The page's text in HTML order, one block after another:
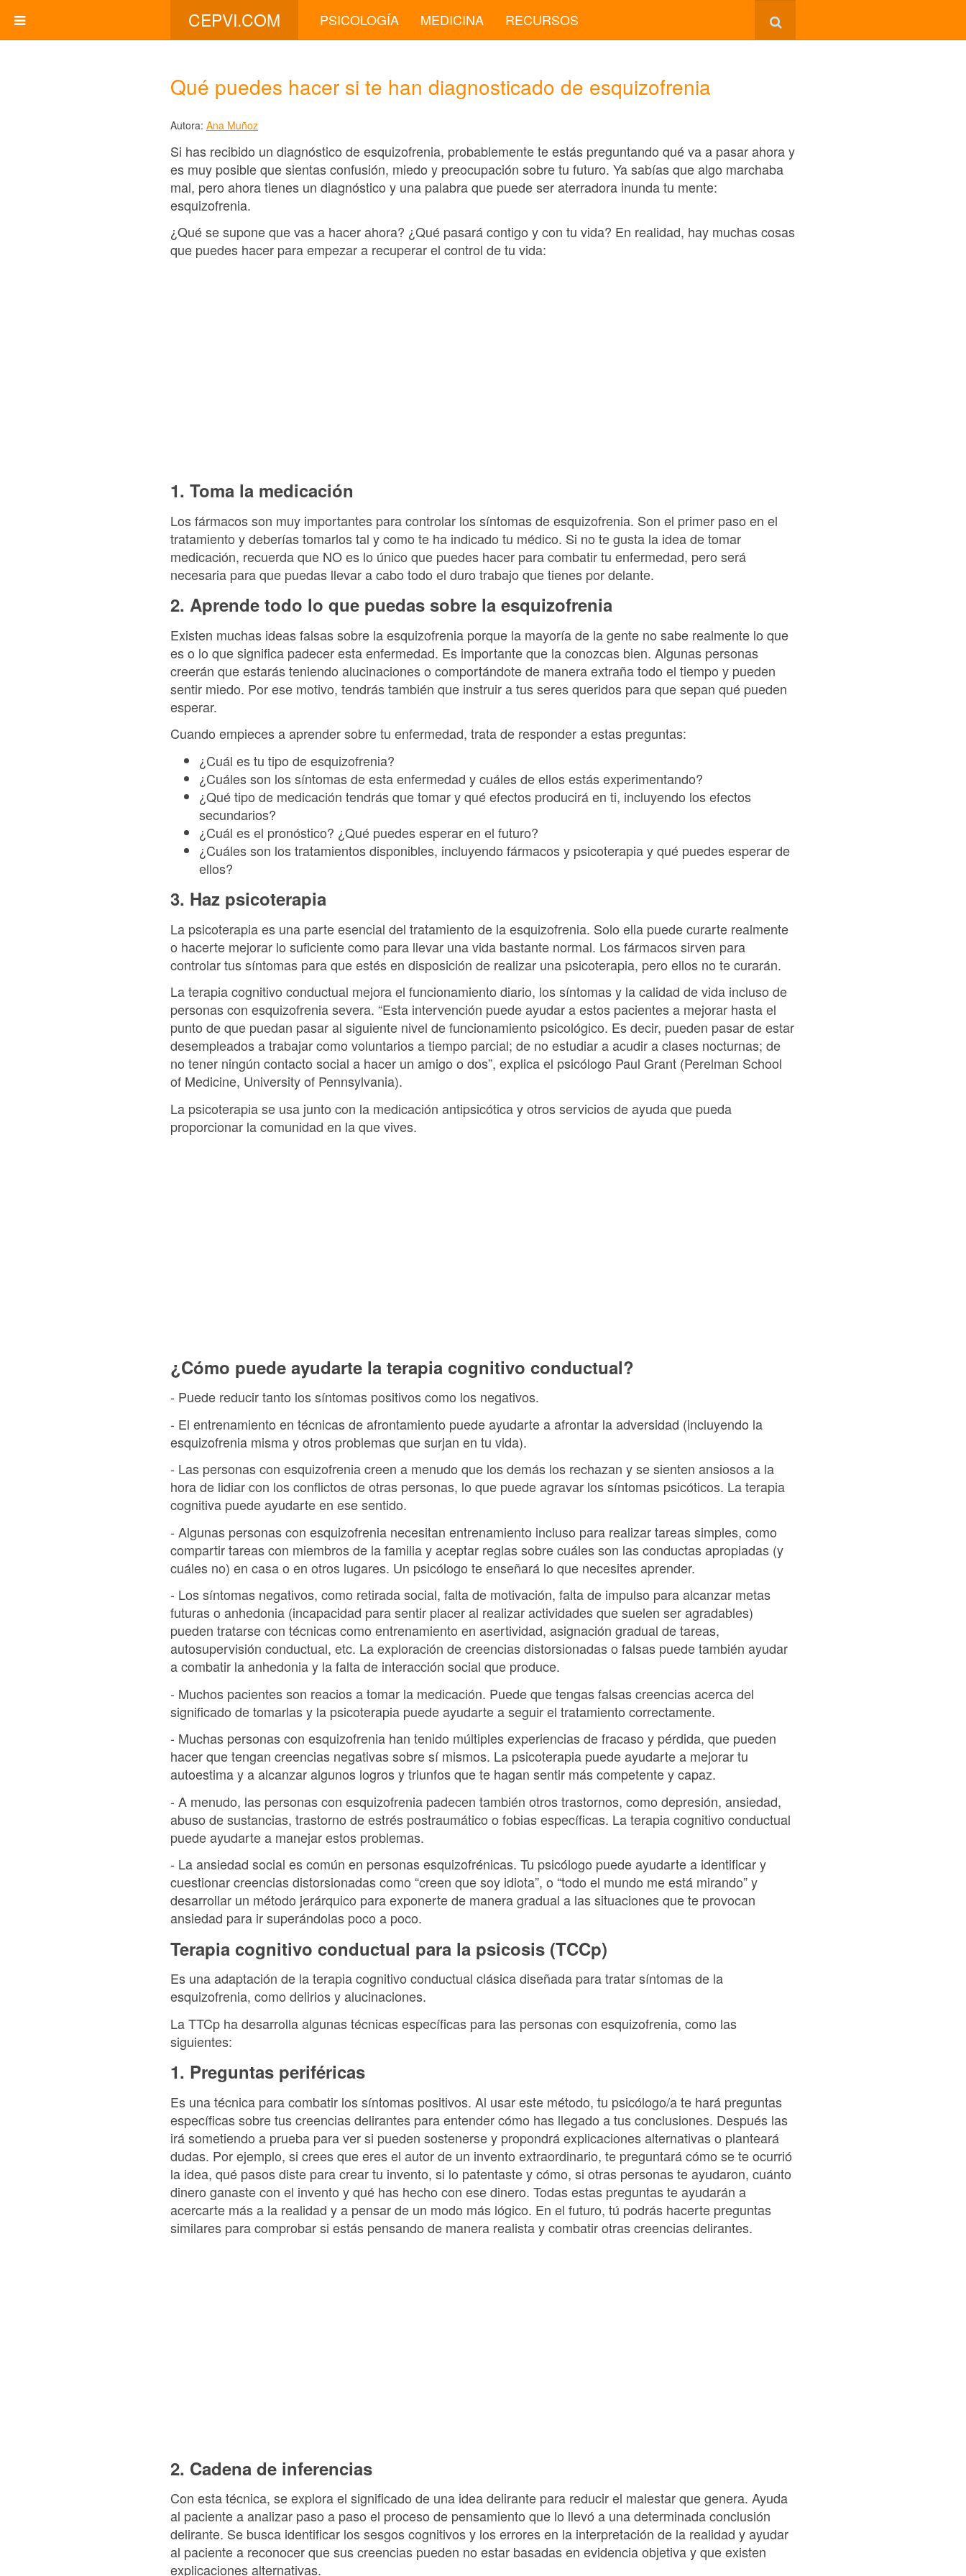
CEPVI.COM PSICOLOGÍA MEDICINA RECURSOS
Qué puedes hacer si te han diagnosticado de esquizofrenia
Autora: Ana Muñoz
Si has recibido un diagnóstico de esquizofrenia, probablemente te estás preguntando qué va a pasar ahora y
es muy posible que sientas confusión, miedo y preocupación sobre tu futuro. Ya sabías que algo marchaba
mal, pero ahora tienes un diagnóstico y una palabra que puede ser aterradora inunda tu mente:
esquizofrenia.
¿Qué se supone que vas a hacer ahora? ¿Qué pasará contigo y con tu vida? En realidad, hay muchas cosas
que puedes hacer para empezar a recuperar el control de tu vida:
1. Toma la medicación
Los fármacos son muy importantes para controlar los síntomas de esquizofrenia. Son el primer paso en el
tratamiento y deberías tomarlos tal y como te ha indicado tu médico. Si no te gusta la idea de tomar
medicación, recuerda que NO es lo único que puedes hacer para combatir tu enfermedad, pero será
necesaria para que puedas llevar a cabo todo el duro trabajo que tienes por delante.
2. Aprende todo lo que puedas sobre la esquizofrenia
Existen muchas ideas falsas sobre la esquizofrenia porque la mayoría de la gente no sabe realmente lo que
es o lo que significa padecer esta enfermedad. Es importante que la conozcas bien. Algunas personas
creerán que estarás teniendo alucinaciones o comportándote de manera extraña todo el tiempo y pueden
sentir miedo. Por ese motivo, tendrás también que instruir a tus seres queridos para que sepan qué pueden
esperar.
Cuando empieces a aprender sobre tu enfermedad, trata de responder a estas preguntas:
¿Cuál es tu tipo de esquizofrenia?
¿Cuáles son los síntomas de esta enfermedad y cuáles de ellos estás experimentando?
¿Qué tipo de medicación tendrás que tomar y qué efectos producirá en ti, incluyendo los efectos
secundarios?
¿Cuál es el pronóstico? ¿Qué puedes esperar en el futuro?
¿Cuáles son los tratamientos disponibles, incluyendo fármacos y psicoterapia y qué puedes esperar de
ellos?
3. Haz psicoterapia
La psicoterapia es una parte esencial del tratamiento de la esquizofrenia. Solo ella puede curarte realmente
o hacerte mejorar lo suficiente como para llevar una vida bastante normal. Los fármacos sirven para
controlar tus síntomas para que estés en disposición de realizar una psicoterapia, pero ellos no te curarán.
La terapia cognitivo conductual mejora el funcionamiento diario, los síntomas y la calidad de vida incluso de
personas con esquizofrenia severa. “Esta intervención puede ayudar a estos pacientes a mejorar hasta el
punto de que puedan pasar al siguiente nivel de funcionamiento psicológico. Es decir, pueden pasar de estar
desempleados a trabajar como voluntarios a tiempo parcial; de no estudiar a acudir a clases nocturnas; de
no tener ningún contacto social a hacer un amigo o dos”, explica el psicólogo Paul Grant (Perelman School
of Medicine, University of Pennsylvania).
La psicoterapia se usa junto con la medicación antipsicótica y otros servicios de ayuda que pueda
proporcionar la comunidad en la que vives.
¿Cómo puede ayudarte la terapia cognitivo conductual?
- Puede reducir tanto los síntomas positivos como los negativos.
- El entrenamiento en técnicas de afrontamiento puede ayudarte a afrontar la adversidad (incluyendo la
esquizofrenia misma y otros problemas que surjan en tu vida).
- Las personas con esquizofrenia creen a menudo que los demás los rechazan y se sienten ansiosos a la
hora de lidiar con los conflictos de otras personas, lo que puede agravar los síntomas psicóticos. La terapia
cognitiva puede ayudarte en ese sentido.
- Algunas personas con esquizofrenia necesitan entrenamiento incluso para realizar tareas simples, como
compartir tareas con miembros de la familia y aceptar reglas sobre cuáles son las conductas apropiadas (y
cuáles no) en casa o en otros lugares. Un psicólogo te enseñará lo que necesites aprender.
- Los síntomas negativos, como retirada social, falta de motivación, falta de impulso para alcanzar metas
futuras o anhedonia (incapacidad para sentir placer al realizar actividades que suelen ser agradables)
pueden tratarse con técnicas como entrenamiento en asertividad, asignación gradual de tareas,
autosupervisión conductual, etc. La exploración de creencias distorsionadas o falsas puede también ayudar
a combatir la anhedonia y la falta de interacción social que produce.
- Muchos pacientes son reacios a tomar la medicación. Puede que tengas falsas creencias acerca del
significado de tomarlas y la psicoterapia puede ayudarte a seguir el tratamiento correctamente.
- Muchas personas con esquizofrenia han tenido múltiples experiencias de fracaso y pérdida, que pueden
hacer que tengan creencias negativas sobre sí mismos. La psicoterapia puede ayudarte a mejorar tu
autoestima y a alcanzar algunos logros y triunfos que te hagan sentir más competente y capaz.
- A menudo, las personas con esquizofrenia padecen también otros trastornos, como depresión, ansiedad,
abuso de sustancias, trastorno de estrés postraumático o fobias específicas. La terapia cognitivo conductual
puede ayudarte a manejar estos problemas.
- La ansiedad social es común en personas esquizofrénicas. Tu psicólogo puede ayudarte a identificar y
cuestionar creencias distorsionadas como “creen que soy idiota”, o “todo el mundo me está mirando” y
desarrollar un método jerárquico para exponerte de manera gradual a las situaciones que te provocan
ansiedad para ir superándolas poco a poco.
Terapia cognitivo conductual para la psicosis (TCCp)
Es una adaptación de la terapia cognitivo conductual clásica diseñada para tratar síntomas de la
esquizofrenia, como delirios y alucinaciones.
La TTCp ha desarrolla algunas técnicas específicas para las personas con esquizofrenia, como las
siguientes:
1. Preguntas periféricas
Es una técnica para combatir los síntomas positivos. Al usar este método, tu psicólogo/a te hará preguntas
específicas sobre tus creencias delirantes para entender cómo has llegado a tus conclusiones. Después las
irá sometiendo a prueba para ver si pueden sostenerse y propondrá explicaciones alternativas o planteará
dudas. Por ejemplo, si crees que eres el autor de un invento extraordinario, te preguntará cómo se te ocurrió
la idea, qué pasos diste para crear tu invento, si lo patentaste y cómo, si otras personas te ayudaron, cuánto
dinero ganaste con el invento y qué has hecho con ese dinero. Todas estas preguntas te ayudarán a
acercarte más a la realidad y a pensar de un modo más lógico. En el futuro, tú podrás hacerte preguntas
similares para comprobar si estás pensando de manera realista y combatir otras creencias delirantes.
2. Cadena de inferencias
Con esta técnica, se explora el significado de una idea delirante para reducir el malestar que genera. Ayuda
al paciente a analizar paso a paso el proceso de pensamiento que lo llevó a una determinada conclusión
delirante. Se busca identificar los sesgos cognitivos y los errores en la interpretación de la realidad y ayudar
al paciente a reconocer que sus creencias pueden no estar basadas en evidencia objetiva y que existen
explicaciones alternativas.